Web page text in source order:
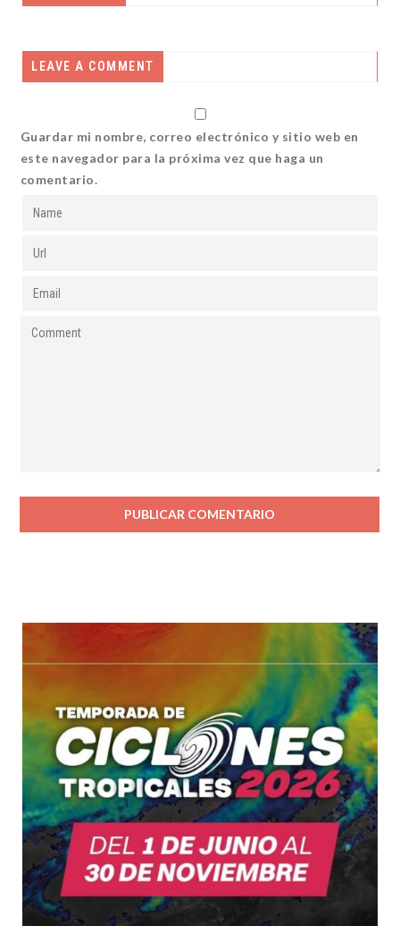
LEAVE A COMMENT
Guardar mi nombre, correo electrónico y sitio web en
este navegador para la próxima vez que haga un
comentario.